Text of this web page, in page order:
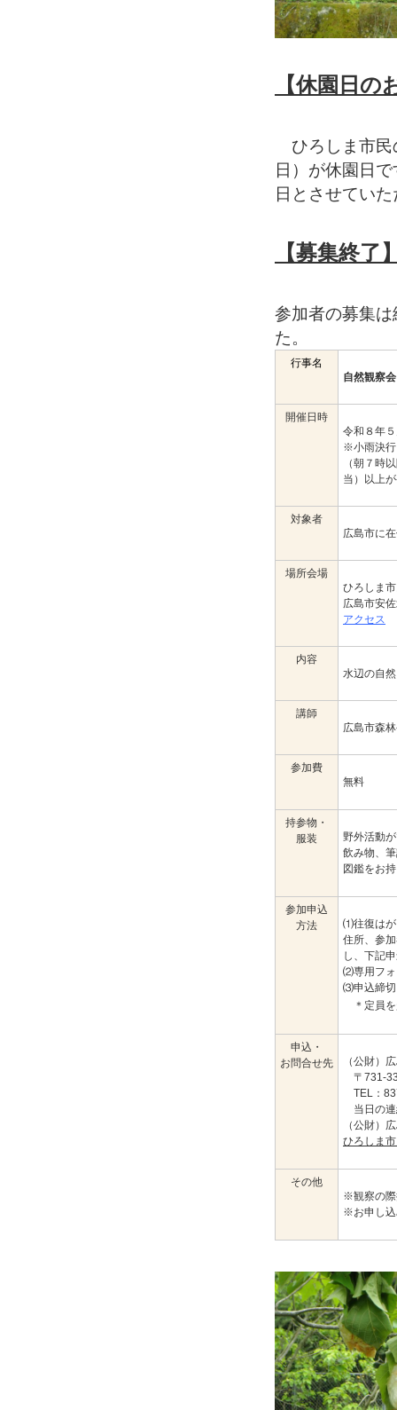
【休園日の
ひろしま市民
日）が休園日
日とさせてい
【募集終
参加者の募集
た。
行事名
自然観察
開催日時
令和８年
※小雨決行
（朝７時
当）以上
対象者
広島市に
場所会場
ひろしま
広島市安
アクセス
内容
水辺の自
講師
広島市森
参加費
無料
持参物・
服装
野外活動
飲み物、
図鑑をお
参加申込
方法
⑴往復はが
住所、参
し、下記
⑵専用フォ
⑶申込締切
＊定員を
申込・
お問合せ先
（公財）
〒731-
TEL：
当日の
（公財）
ひろしま
その他
※観察の際
※お申し込